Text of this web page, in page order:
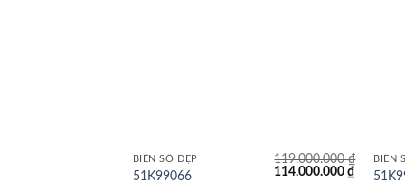
BIỂN SỐ ĐẸP
51K99066
119.000.000₫
Giá
114.000.000₫
hiện
BIỂN